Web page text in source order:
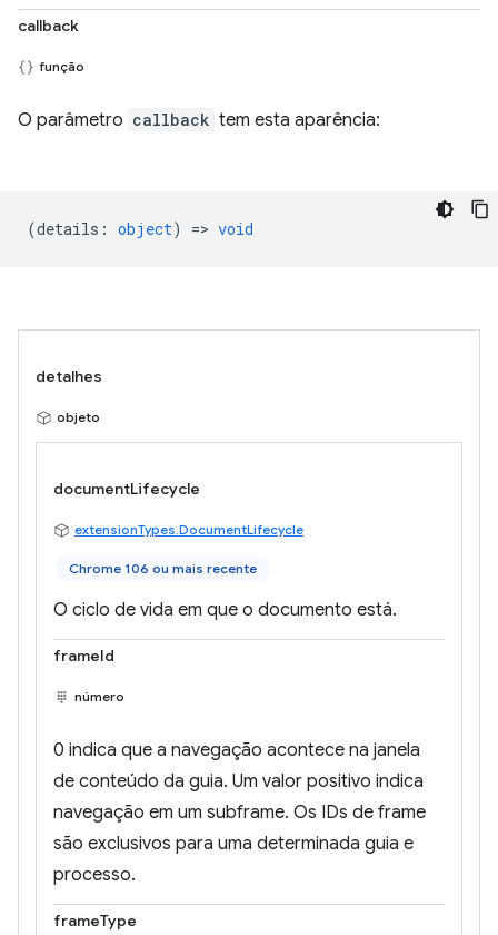
callback
função
O parâmetro callback tem esta aparência:
(details : object) => void
detalhes
objeto
documentLifecycle
extensionTypes.DocumentLifecycle
Chrome 106 ou mais recente
O ciclo de vida em que o documento está.
frameId
número
0 indica que a navegação acontece na janela
de conteúdo da guia. Um valor positivo indica
navegação em um subframe. Os IDs de frame
são exclusivos para uma determinada guia e
processo.
frameType